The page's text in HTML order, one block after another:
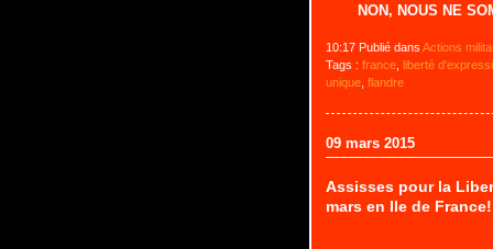
NON, NOUS NE
10:17 Publié dans Actions
Tags : france, liberté
unique, flandre
09 mars 2015
Assisses pour la
mars en Ile de France!